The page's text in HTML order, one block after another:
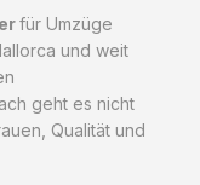
für Umzüge
und weit
geht es nicht
Qualität und